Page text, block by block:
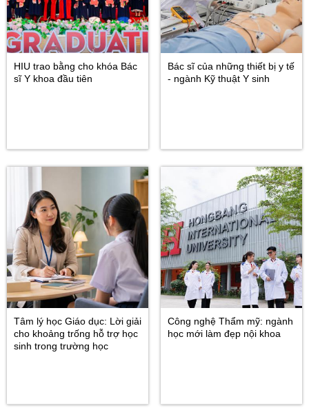
HIU trao bằng cho khóa Bác
sĩ Y khoa đầu tiên
Bác sĩ của những thiết bị y tế
- ngành Kỹ thuật Y sinh
Tâm lý học Giáo dục: Lời giải
cho khoảng trống hỗ trợ học
sinh trong trường học
Công nghệ Thẩm mỹ: ngành
học mới làm đẹp nội khoa